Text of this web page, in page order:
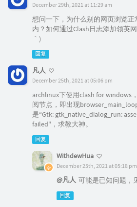
December 29th, 2021 at 11:29 am
想问一下，为什么别的网页浏览
内？如何通过Clash日志添加领英
｀)
回复
凡人
December 25th, 2021 at 05:06 pm
archlinux下使用clash for windows
阅节点，即出现
是“Gtk: gtk_native_dialog_run:
failed"，求教大神。
回复
WithdewHua
December 25th, 2021 at 05:18 pm
@凡人 可能是已知问题，
回复